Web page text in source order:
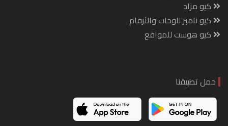
كيو مزاد
كيو نامبر للوحات والأرقام
كيو هوست للمواقع
حمل تطبيقنا